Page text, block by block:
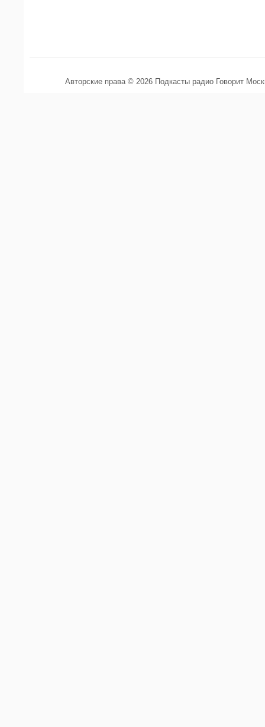
Авторские права © 2026 Подкасты радио Говорит